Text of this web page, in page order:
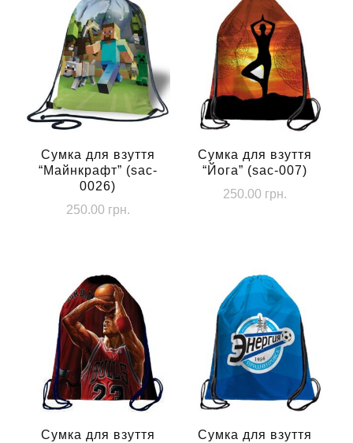
вибрати
на
сторінці
товару
Сумка для взуття
“Майнкрафт” (sac-
0026)
250.00 грн.
Сумка для взуття
“Йога” (sac-007)
250.00 грн.
Сумка для взуття
Сумка для взуття